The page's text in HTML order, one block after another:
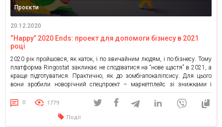
Проєкти
20.12.2020
“Happy” 2020 Ends: проект для допомоги бізнесу в 2021
році
2020 рік пройшовся, як каток, і по звичайним людям, і по бізнесу. Тому
платформа Ringostat закликає не сподіватися на “нове щастя” в 2021, а
краще підготуватися. Практично, як до зомбі-апокаліпсису. Для цього
вони зробили новорічний спецпроект – маркетплейс зі знижками і
корисними речами від 40+ компаній. Все, що допоможе бізнесу
почуватися краще у 2021 році […]
0 1779
Події